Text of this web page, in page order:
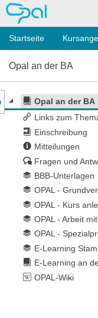
OPAL
Startseite
Opal an der BA
Opal an der BA
Links zum
Einschreibung
Mitteilungen
Fragen und
BBB-Unterlagen
OPAL -
OPAL - Kurs
OPAL - Arbeit
OPAL -
E-Learning
E-Learning an
OPAL-Wiki
des Kursmenüs